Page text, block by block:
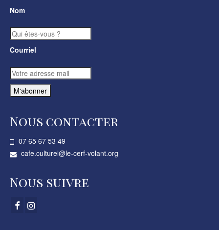
Nom
Courriel
Nous contacter
07 65 67 53 49­
cafe.culturel@le-cerf-volant.org
Nous suivre